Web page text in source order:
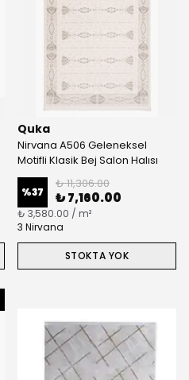
Quka
Nirvana A506 Geleneksel
Motifli Klasik Bej Salon Halısı
%37
₺ 11,306.00
₺ 7,160.00
₺ 3,580.00 / m²
3 Nirvana
STOKTA YOK